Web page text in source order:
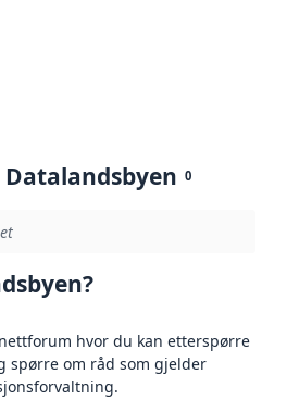
0
hvor du kan etterspørre
spørre om råd som gjelder